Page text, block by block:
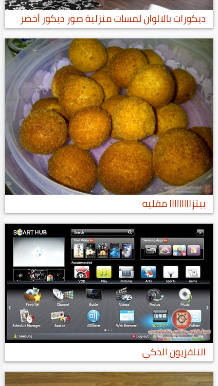
ديكورات بالالوان لمسات منزلية صور ديكور أخضر
بيتزااااااااا مقليه
التلفزيون الذكي